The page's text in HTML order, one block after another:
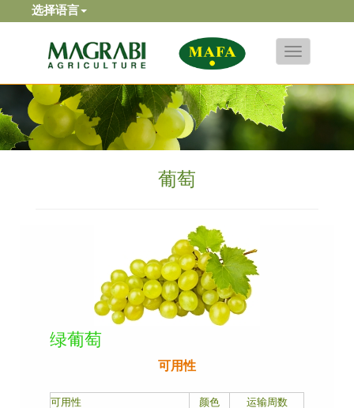
选择语言
Toggle
navigation
葡萄
绿葡萄
可用性
可用性 颜色 运输周数